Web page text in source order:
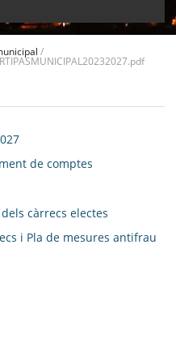
/
de comptes
càrrecs electes
i Pla de mesures antifrau